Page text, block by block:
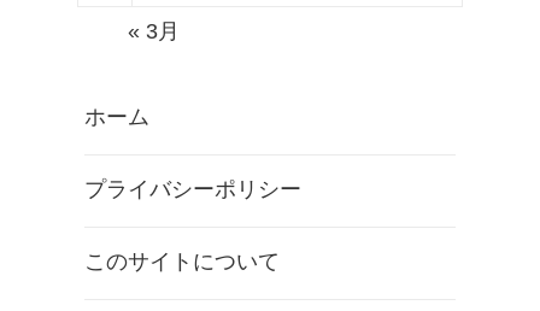
« 3月
ホーム
プライバシーポリシー
このサイトについて